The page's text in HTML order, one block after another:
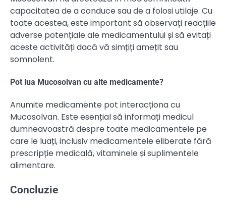
capacitatea de a conduce sau de a folosi utilaje. Cu
toate acestea, este important să observați reacțiile
adverse potențiale ale medicamentului și să evitați
aceste activități dacă vă simțiți amețit sau
somnolent.
Pot lua Mucosolvan cu alte medicamente?
Anumite medicamente pot interacționa cu
Mucosolvan. Este esențial să informați medicul
dumneavoastră despre toate medicamentele pe
care le luați, inclusiv medicamentele eliberate fără
prescripție medicală, vitaminele și suplimentele
alimentare.
Concluzie